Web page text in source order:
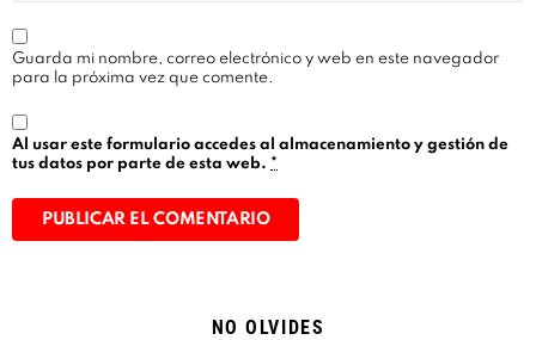
Guarda mi nombre, correo electrónico y web en este navegador
para la próxima vez que comente.
Al usar este formulario accedes al almacenamiento y gestión de
tus datos por parte de esta web. *
NO OLVIDES